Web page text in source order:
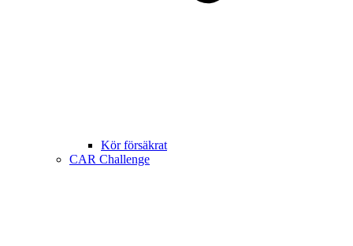
Kör försäkrat
CAR Challenge